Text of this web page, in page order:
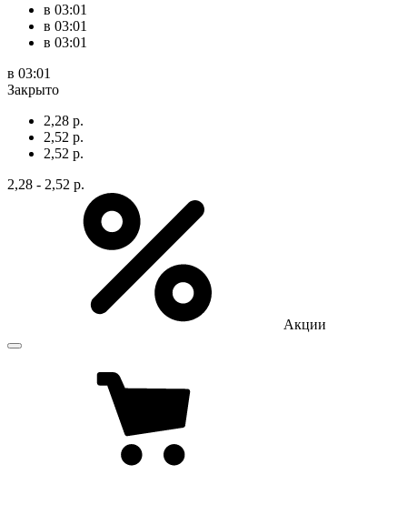
в 03:01
в 03:01
в 03:01
в 03:01
Закрыто
2,28 р.
2,52 р.
2,52 р.
2,28 - 2,52 р.
Акции